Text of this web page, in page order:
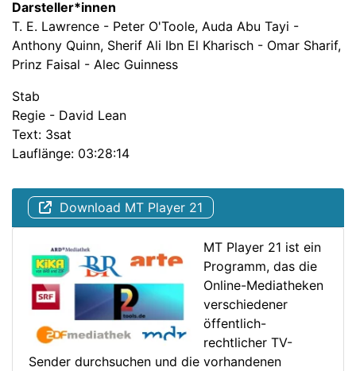
Darsteller*innen
T. E. Lawrence - Peter O'Toole, Auda Abu Tayi -
Anthony Quinn, Sherif Ali Ibn El Kharisch - Omar Sharif,
Prinz Faisal - Alec Guinness
Stab
Regie - David Lean
Text: 3sat
Lauflänge: 03:28:14
Download MT Player 21
MT Player 21 ist ein
Programm, das die
Online-Mediatheken
verschiedener
öffentlich-
rechtlicher TV-
Sender durchsuchen und die vorhandenen